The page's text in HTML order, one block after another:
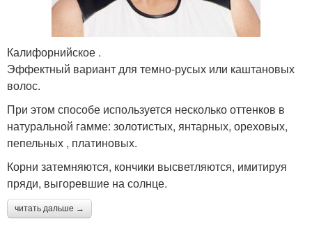
Калифорнийское .
Эффектный вариант для темно-русых или каштановых
волос.
При этом способе используется несколько оттенков в
натуральной гамме: золотистых, янтарных, ореховых,
пепельных , платиновых.
Корни затемняются, кончики высветляются, имитируя
пряди, выгоревшие на солнце.
читать дальше →